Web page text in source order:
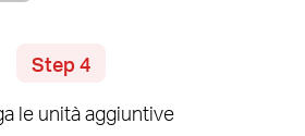
Step 4
le unità aggiuntive